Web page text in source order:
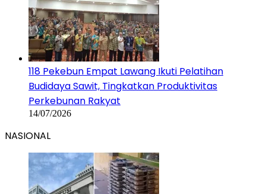
118 Pekebun Empat Lawang Ikuti Pelatihan
Budidaya Sawit, Tingkatkan Produktivitas
Perkebunan Rakyat
14/07/2026
NASIONAL